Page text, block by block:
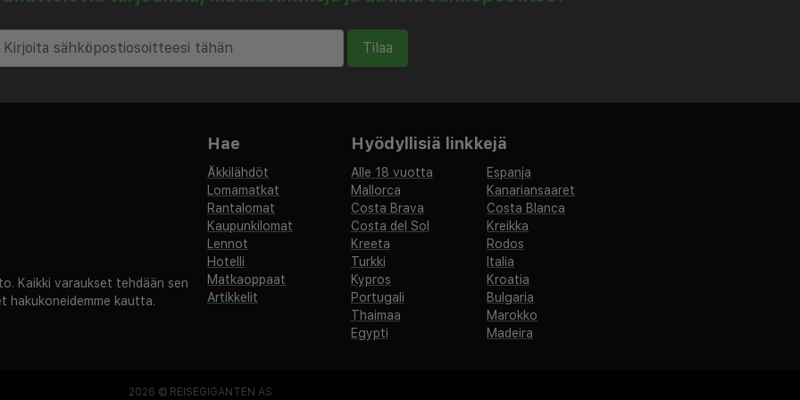
Tilaa
Kaikki varaukset tehdään sen
hakukoneidemme kautta.
Hae
Äkkilähdöt
Lomamatkat
Rantalomat
Kaupunkilomat
Lennot
Hotelli
Matkaoppaat
Artikkelit
Hyödyllisiä linkkejä
Alle 18 vuotta
Espanja
Mallorca
Kanariansaaret
Costa Brava
Costa Blanca
Costa del Sol
Kreikka
Kreeta
Rodos
Turkki
Italia
Kypros
Kroatia
Portugali
Bulgaria
Thaimaa
Marokko
Egypti
Madeira
2026 © REISEGIGANTEN AS